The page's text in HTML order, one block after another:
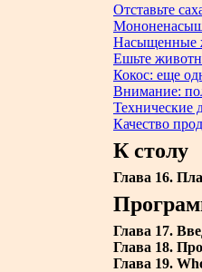
Отставьте
Насыщенные
Ешьте
Кокос: еще
Внимание:
Технические
Качество
К столу
Глава 16.
Глава 17.
Глава 18.
Глава 19.